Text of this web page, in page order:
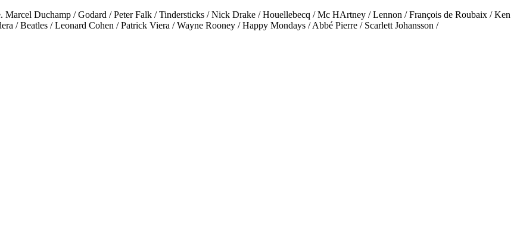
Marcel Duchamp / Godard / Peter Falk / Tindersticks / Nick Drake / Houellebecq / Mc HArtney / Lennon / François de Roubaix / Ken
/ Beatles / Leonard Cohen / Patrick Viera / Wayne Rooney / Happy Mondays / Abbé Pierre / Scarlett Johansson /